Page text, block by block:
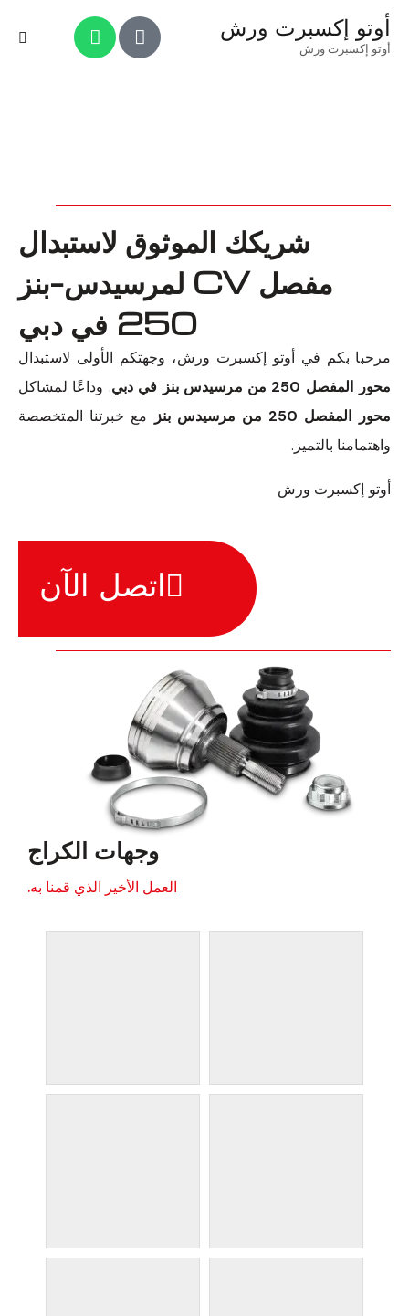
أوتو إكسبرت ورش
أوتو إكسبرت ورش
شريكك الموثوق لاستبدال
مفصل CV لمرسيدس-بنز
250 في دبي
مرحبا بكم في أوتو إكسبرت ورش، وجهتكم الأولى لاستبدال
محور المفصل 250 من مرسيدس بنز في دبي
. وداعًا لمشاكل
محور المفصل 250 من مرسيدس بنز
مع خبرتنا المتخصصة
واهتمامنا بالتميز.
أوتو إكسبرت ورش
اتصل الآن
وجهات الكراج
العمل الأخير الذي قمنا به.